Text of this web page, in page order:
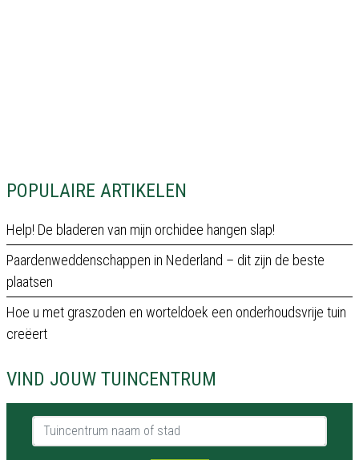
POPULAIRE ARTIKELEN
Help! De bladeren van mijn orchidee hangen slap!
Paardenweddenschappen in Nederland – dit zijn de beste
plaatsen
Hoe u met graszoden en worteldoek een onderhoudsvrije tuin
creëert
VIND JOUW TUINCENTRUM
Tuincentrum naam of stad